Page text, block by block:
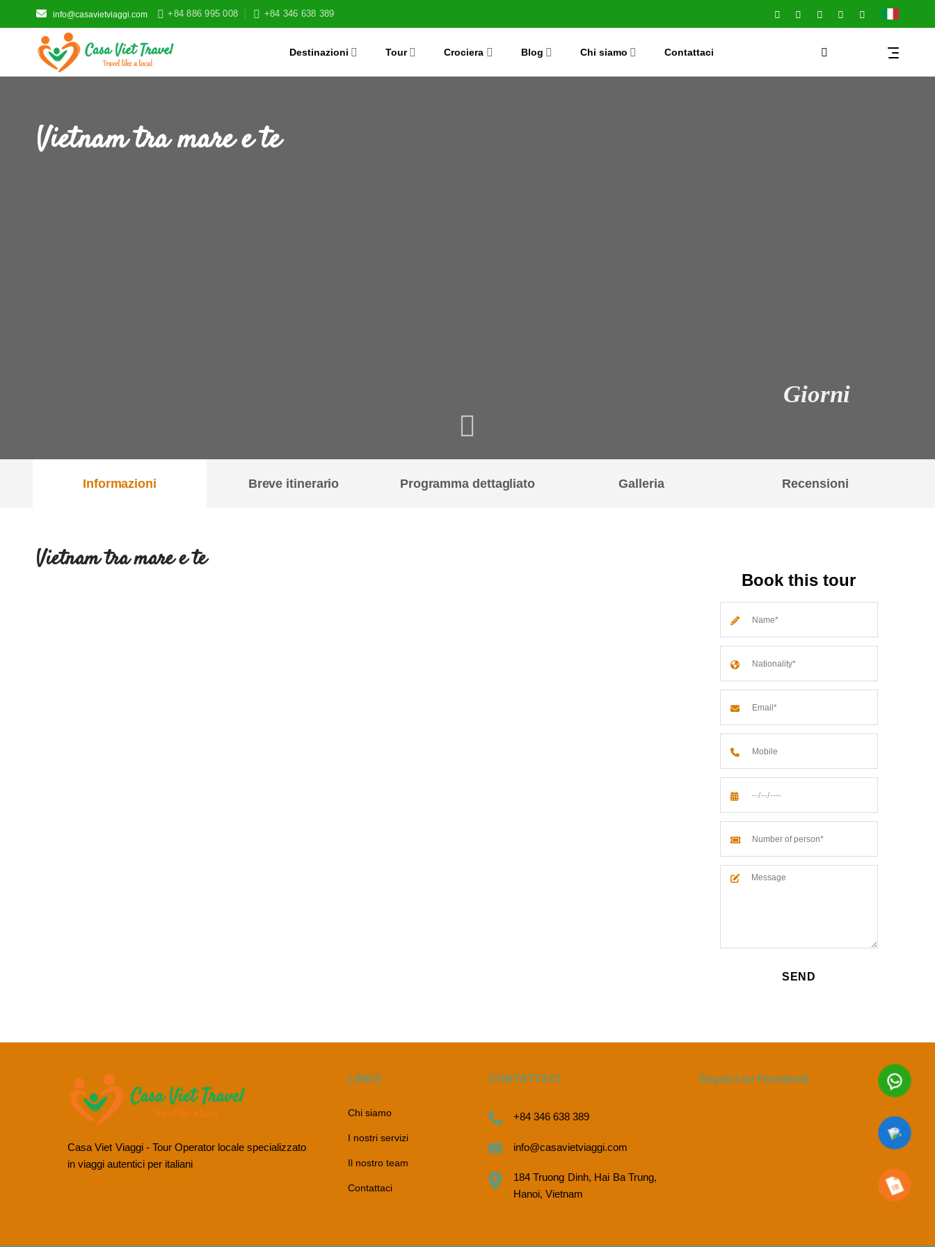
to
info@casavietviaggi.com +84 886 995 008 +84 346 638 389
Destinazioni Tour Crociera Blog Chi siamo Contattaci
Vietnam tra mare e te
Giorni
Informazioni Breve itinerario Programma dettagliato Galleria Recensioni
Vietnam tra mare e te
Book this tour
Casa Viet Viaggi - Tour Operator locale specializzato
in viaggi autentici per italiani
LINKS
Chi siamo
I nostri servizi
Il nostro team
Contattaci
CONTATTACI
+84 346 638 389
info@casavietviaggi.com
184 Truong Dinh, Hai Ba Trung,
Hanoi, Vietnam
Seguici su Facebook